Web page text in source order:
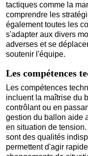
tactiques comme la
comprendre les
également toutes les
s'adapter aux divers
adverses et se
soutenir l'équipe.
Les compétences
Les compétences
incluent la maîtrise du
contrôlant ou en
gestion du ballon aide
en situation de
sont des qualités
permettent d'agir